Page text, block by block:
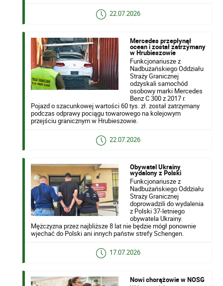
22.07.2026
Mercedes przepłynął
ocean i został zatrzymany
w Hrubieszowie
Funkcjonariusze z
Nadbużańskiego Oddziału
Straży Granicznej
odzyskali samochód
osobowy marki Mercedes
Benz C 300 z 2017 r.
Pojazd o szacunkowej wartości 60 tys. zł. został zatrzymany
podczas odprawy pociągu towarowego na kolejowym
przejściu granicznym w Hrubieszowie.
22.07.2026
Obywatel Ukrainy
wydalony z Polski
Funkcjonariusze z
Nadbużańskiego Oddziału
Straży Granicznej
doprowadzili do wydalenia
z Polski 37-letniego
obywatela Ukrainy.
Mężczyzna przez najbliższe 8 lat nie będzie mógł ponownie
wjechać do Polski ani innych państw strefy Schengen.
17.07.2026
Nowi chorążowie w NOSG